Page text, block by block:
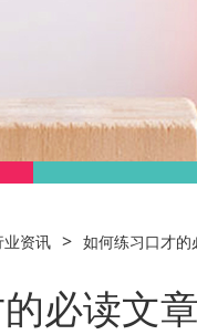
业资讯 > 如何练习口才
必读文